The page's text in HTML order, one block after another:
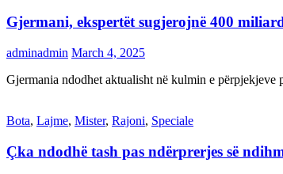
Gjermani, ekspertët sugjerojnë 400
adminadmin March 4, 2025
Gjermania ndodhet aktualisht në kulmin e
Bota, Lajme, Mister, Rajoni, Speciale
Çka ndodhë tash pas ndërprerjes së